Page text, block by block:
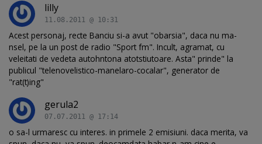
lilly
11.08.2011 @ 10:31
Acest personaj, recte Banciu si-a avut "obarsia", daca nu ma-
nsel, pe la un post de radio "Sport fm". Incult, agramat, cu
veleitati de vedeta autohntona atotstiutoare. Asta" prinde" la
publicul "telenovelistico-manelaro-cocalar", generator de
"rat(t)ing"
gerula2
07.07.2011 @ 17:14
o sa-l urmaresc cu interes. in primele 2 emisiuni. daca merita, va